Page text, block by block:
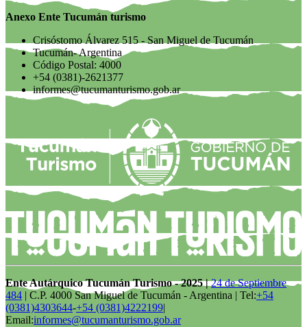
Anexo Ente Tucumán turismo
Crisóstomo Álvarez 515 - San Miguel de Tucumán
Tucumán- Argentina
Código Postal: 4000
+54 (0381)-2621377
informes@tucumanturismo.gob.ar
Ente Autárquico Tucumán Turismo - 2025 |24 de Septiembre
484
| C.P. 4000 San Miguel de Tucumán - Argentina | Tel:+54
(0381)4303644-+54 (0381)4222199
Email:informes@tucumanturismo.gob.ar